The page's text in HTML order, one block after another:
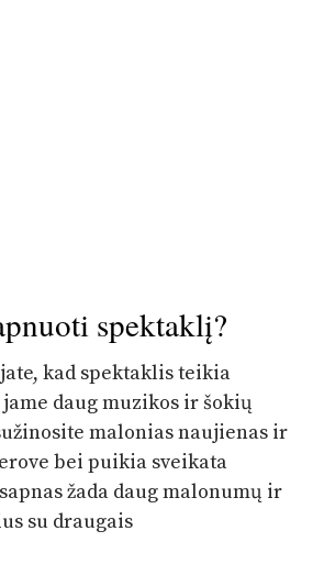
spektaklį?
kad spektaklis teikia
daug muzikos ir šokių
malonias naujienas ir
bei puikia sveikata
žada daug malonumų ir
su draugais